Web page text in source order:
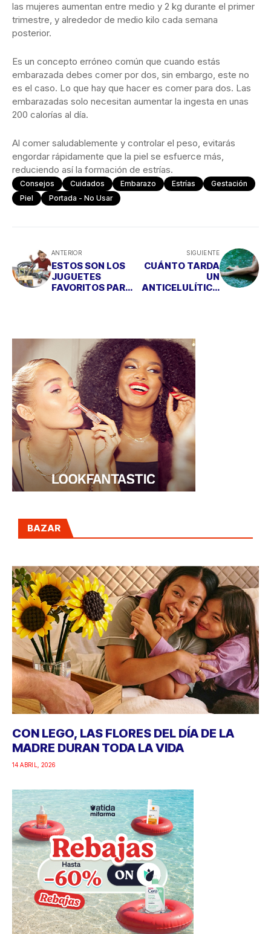
las mujeres aumentan entre medio y 2 kg durante el primer
trimestre, y alrededor de medio kilo cada semana
posterior.
Es un concepto erróneo común que cuando estás
embarazada debes comer por dos, sin embargo, este no
es el caso. Lo que hay que hacer es comer para dos. Las
embarazadas solo necesitan aumentar la ingesta en unas
200 calorías al día.
Al comer saludablemente y controlar el peso, evitarás
engordar rápidamente que la piel se esfuerce más,
reduciendo así la formación de estrías.
Consejos Cuidados Embarazo Estrías
Gestación
Piel
Portada - No Usar
ANTERIOR
ESTOS SON LOS
JUGUETES
FAVORITOS PARA
PEQUE?
SIGUIENTE
CUÁNTO TARDA
UN
ANTICELULÍTICO
BAZAR
CON LEGO, LAS FLORES DEL DÍA DE LA
MADRE DURAN TODA LA VIDA
14 ABRIL, 2026